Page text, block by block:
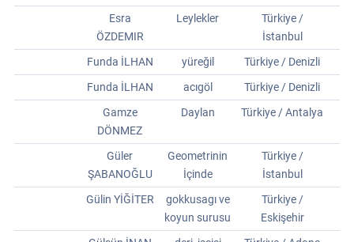
Esra
ÖZDEMIR
Leylekler
Türkiye /
İstanbul
Funda İLHAN
yüreğil
Türkiye / Denizli
Funda İLHAN
acıgöl
Türkiye / Denizli
Gamze
DÖNMEZ
Daylan Türkiye / Antalya
Güler
ŞABANOĞLU
Geometrinin
İçinde
Türkiye /
İstanbul
Gülin YİĞİTER
gokkusagı ve
koyun surusu
Türkiye /
Eskişehir